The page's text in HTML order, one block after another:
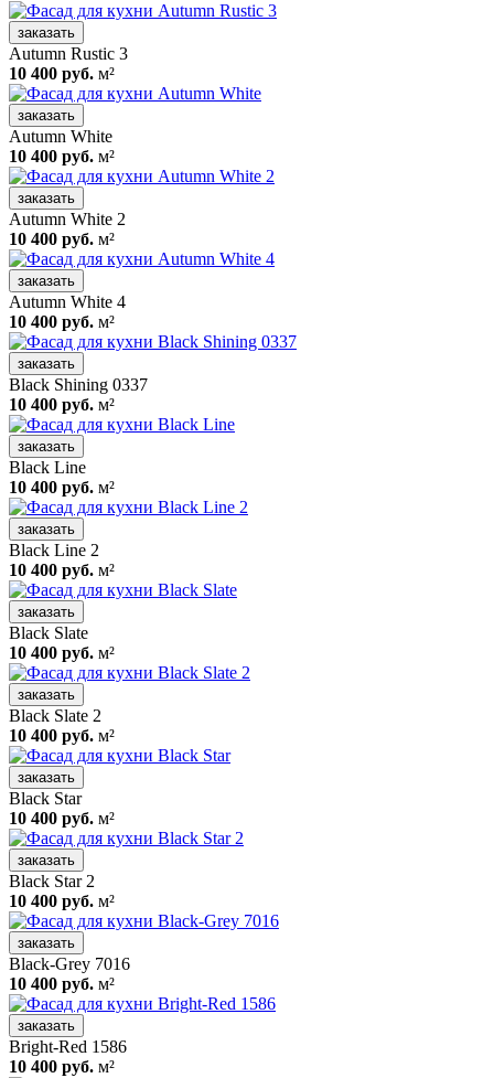
заказать
Autumn Rustic 3
10 400 руб. м²
заказать
Autumn White
10 400 руб. м²
заказать
Autumn White 2
10 400 руб. м²
заказать
Autumn White 4
10 400 руб. м²
заказать
Black Shining 0337
10 400 руб. м²
заказать
Black Line
10 400 руб. м²
заказать
Black Line 2
10 400 руб. м²
заказать
Black Slate
10 400 руб. м²
заказать
Black Slate 2
10 400 руб. м²
заказать
Black Star
10 400 руб. м²
заказать
Black Star 2
10 400 руб. м²
заказать
Black-Grey 7016
10 400 руб. м²
заказать
Bright-Red 1586
10 400 руб. м²